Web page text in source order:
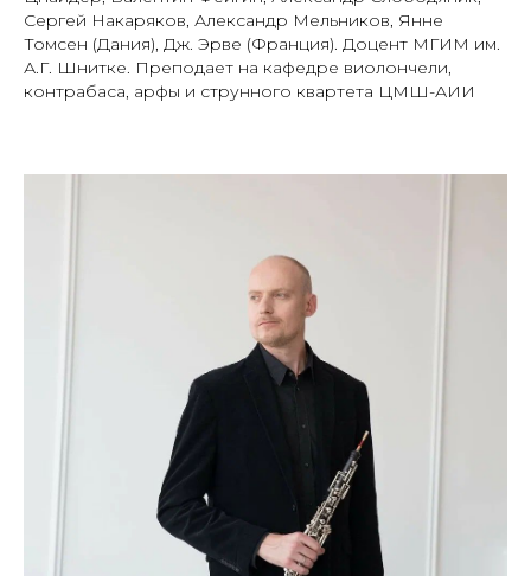
Сергей Накаряков, Александр Мельников, Янне
Томсен (Дания), Дж. Эрве (Франция). Доцент МГИМ им.
А.Г. Шнитке. Преподает на кафедре виолончели,
контрабаса, арфы и струнного квартета ЦМШ-АИИ